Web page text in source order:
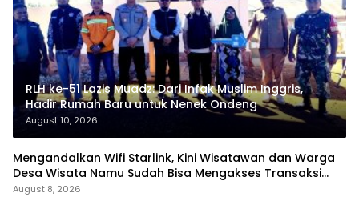
RLH ke-51 Lazis Muadz: Dari Infak Muslim Inggris,
Hadir Rumah Baru untuk Nenek Ondeng
August 10, 2026
Mengandalkan Wifi Starlink, Kini Wisatawan dan Warga
Desa Wisata Namu Sudah Bisa Mengakses Transaksi
Digital
August 8, 2026